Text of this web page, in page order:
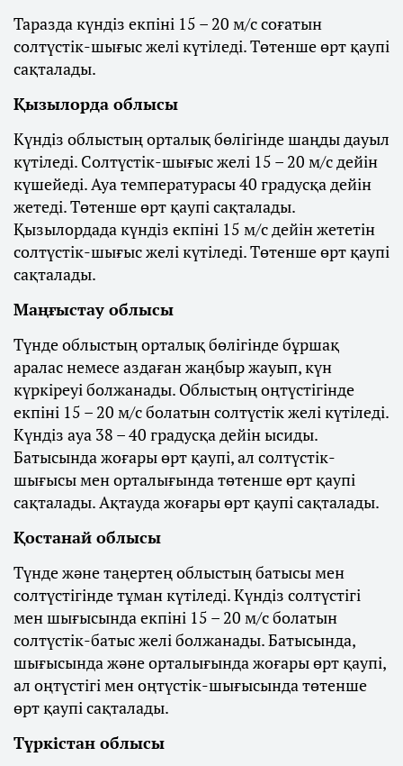
Таразда күндіз екпіні 15 – 20 м/с соғатын
солтүстік-шығыс желі күтіледі. Төтенше өрт қаупі
сақталады.
Қызылорда облысы
Күндіз облыстың орталық бөлігінде шаңды дауыл
күтіледі. Солтүстік-шығыс желі 15 – 20 м/с дейін
күшейеді. Ауа температурасы 40 градусқа дейін
жетеді. Төтенше өрт қаупі сақталады.
Қызылордада күндіз екпіні 15 м/с дейін жететін
солтүстік-шығыс желі күтіледі. Төтенше өрт қаупі
сақталады.
Маңғыстау облысы
Түнде облыстың орталық бөлігінде бұршақ
аралас немесе аздаған жаңбыр жауып, күн
күркіреуі болжанады. Облыстың оңтүстігінде
екпіні 15 – 20 м/с болатын солтүстік желі күтіледі.
Күндіз ауа 38 – 40 градусқа дейін ысиды.
Батысында жоғары өрт қаупі, ал солтүстік-
шығысы мен орталығында төтенше өрт қаупі
сақталады. Ақтауда жоғары өрт қаупі сақталады.
Қостанай облысы
Түнде және таңертең облыстың батысы мен
солтүстігінде тұман күтіледі. Күндіз солтүстігі
мен шығысында екпіні 15 – 20 м/с болатын
солтүстік-батыс желі болжанады. Батысында,
шығысында және орталығында жоғары өрт қаупі,
ал оңтүстігі мен оңтүстік-шығысында төтенше
өрт қаупі сақталады.
Түркістан облысы